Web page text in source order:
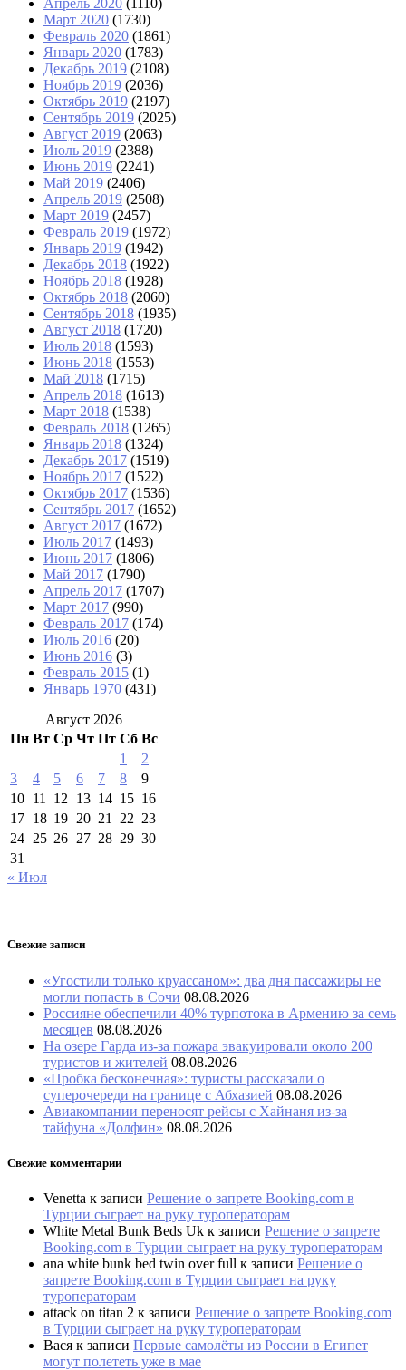
Апрель 2020 (1110)
Март 2020 (1730)
Февраль 2020 (1861)
Январь 2020 (1783)
Декабрь 2019 (2108)
Ноябрь 2019 (2036)
Октябрь 2019 (2197)
Сентябрь 2019 (2025)
Август 2019 (2063)
Июль 2019 (2388)
Июнь 2019 (2241)
Май 2019 (2406)
Апрель 2019 (2508)
Март 2019 (2457)
Февраль 2019 (1972)
Январь 2019 (1942)
Декабрь 2018 (1922)
Ноябрь 2018 (1928)
Октябрь 2018 (2060)
Сентябрь 2018 (1935)
Август 2018 (1720)
Июль 2018 (1593)
Июнь 2018 (1553)
Май 2018 (1715)
Апрель 2018 (1613)
Март 2018 (1538)
Февраль 2018 (1265)
Январь 2018 (1324)
Декабрь 2017 (1519)
Ноябрь 2017 (1522)
Октябрь 2017 (1536)
Сентябрь 2017 (1652)
Август 2017 (1672)
Июль 2017 (1493)
Июнь 2017 (1806)
Май 2017 (1790)
Апрель 2017 (1707)
Март 2017 (990)
Февраль 2017 (174)
Июль 2016 (20)
Июнь 2016 (3)
Февраль 2015 (1)
Январь 1970 (431)
Август 2026
Пн Вт Ср Чт Пт Сб Вс
1
2
3
4 5 6 7 8
9
10 11 12 13 14 15 16
17 18 19 20 21 22 23
24 25 26 27 28 29 30
31
« Июл
Свежие записи
«Угостили только круассаном»: два дня пассажиры не
могли попасть в Сочи 08.08.2026
Россияне обеспечили 40% турпотока в Армению за семь
месяцев 08.08.2026
На озере Гарда из-за пожара эвакуировали около 200
туристов и жителей 08.08.2026
«Пробка бесконечная»: туристы рассказали о
суперочереди на границе с Абхазией 08.08.2026
Авиакомпании переносят рейсы с Хайнаня из-за
тайфуна «Долфин» 08.08.2026
Свежие комментарии
Venetta к записи Решение о запрете Booking.com в
Турции сыграет на руку туроператорам
White Metal Bunk Beds Uk к записи Решение о запрете
Booking.com в Турции сыграет на руку туроператорам
ana white bunk bed twin over full к записи Решение о
запрете Booking.com в Турции сыграет на руку
туроператорам
attack on titan 2 к записи Решение о запрете Booking.com
в Турции сыграет на руку туроператорам
Вася к записи Первые самолёты из России в Египет
могут полететь уже в мае